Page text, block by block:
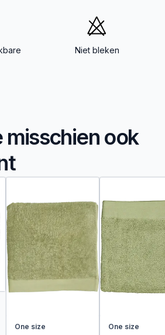
Niet bleken
misschien ook
One size One size